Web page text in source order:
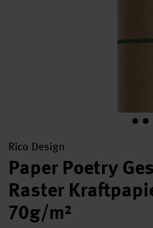
Rico Design
Paper Poetry
Raster
70g/m²